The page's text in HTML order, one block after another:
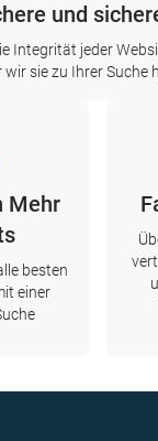
und
Integrität jeder
wir sie zu Ihrer Suche
Mehr
besten
einer